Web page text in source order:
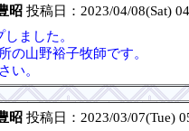
昭投稿日：2023/04/08(Sat)
ました。
の山野裕子牧師です。
い。
昭投稿日：2023/03/07(Tue)